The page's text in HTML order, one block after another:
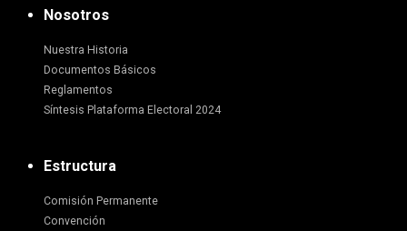
Nosotros
Nuestra Historia
Documentos Básicos
Reglamentos
Síntesis Plataforma Electoral 2024
Estructura
Comisión Permanente
Convención